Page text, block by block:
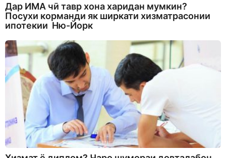
Дар ИМА чӣ тавр хона харидан мумкин?
Посухи корманди як ширкати хизматрасонии
ипотекии Ню-Йорк